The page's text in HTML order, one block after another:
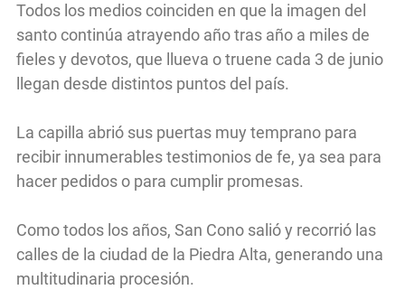
Todos los medios coinciden en que la imagen del
santo continúa atrayendo año tras año a miles de
fieles y devotos, que llueva o truene cada 3 de junio
llegan desde distintos puntos del país.
La capilla abrió sus puertas muy temprano para
recibir innumerables testimonios de fe, ya sea para
hacer pedidos o para cumplir promesas.
Como todos los años, San Cono salió y recorrió las
calles de la ciudad de la Piedra Alta, generando una
multitudinaria procesión.